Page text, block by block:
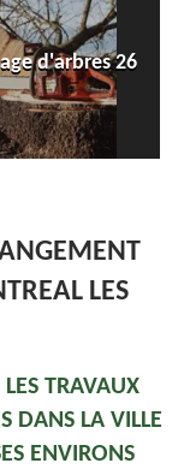
d'arbres 26
LES
TRAVAUX
DANS LA VILLE
ENVIRONS